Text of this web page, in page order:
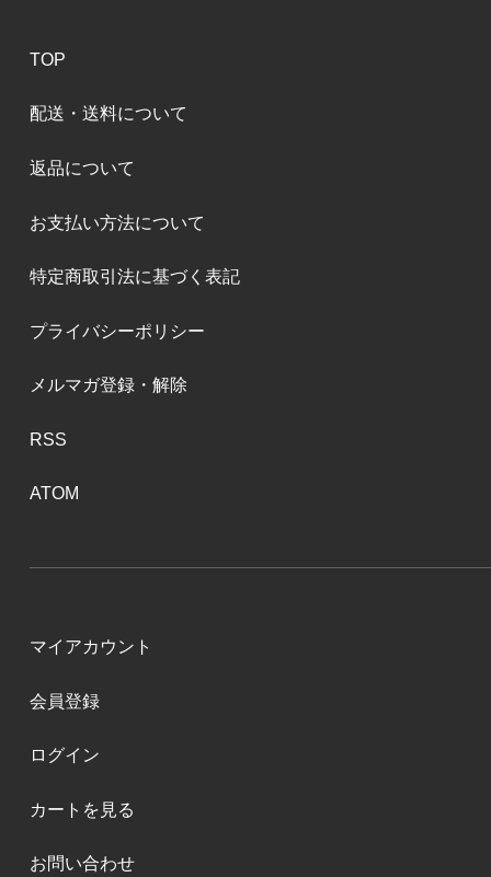
TOP
配送・送料について
返品について
お支払い方法について
特定商取引法に基づく表記
プライバシーポリシー
メルマガ登録・解除
RSS
ATOM
マイアカウント
会員登録
ログイン
カートを見る
お問い合わせ